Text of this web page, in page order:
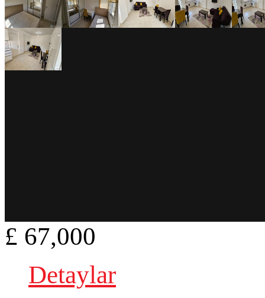
£ 67,000
Detaylar